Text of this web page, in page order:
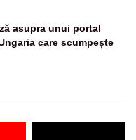
asupra unui portal
care scumpește